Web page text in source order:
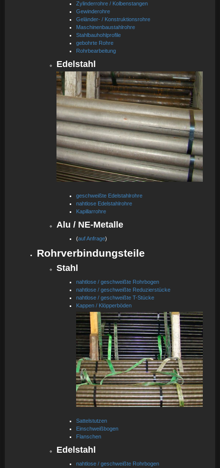
Zylinderrohre / Kolbenstangen
Gewinderohre
Geländer- / Konstruktionsrohre
Maschinenbaustahlrohre
Stahlbauhohlprofile
gebohrte Rohre
Rohrbearbeitung
Edelstahl
geschweißte Edelstahlrohre
nahtlose Edelstahlrohre
Kapillarrohre
Alu / NE-Metalle
(auf Anfrage)
Rohrverbindungsteile
Stahl
nahtlose / geschweißte Rohrbogen
nahtlose / geschweißte Reduzierstücke
nahtlose / geschweißte T-Stücke
Kappen / Klöpperböden
Sattelstutzen
Einschweißbogen
Flanschen
Edelstahl
nahtlose / geschweißte Rohrbogen